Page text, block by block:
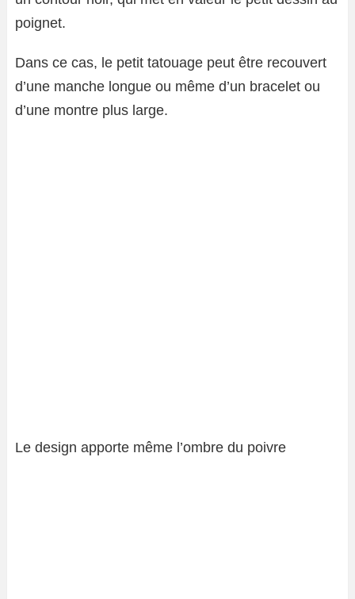
poignet.
Dans ce cas, le petit tatouage peut être recouvert
d’une manche longue ou même d’un bracelet ou
d’une montre plus large.
Le design apporte même l’ombre du poivre